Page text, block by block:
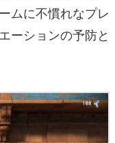
ムに不慣れなプレ
ーションの予防と